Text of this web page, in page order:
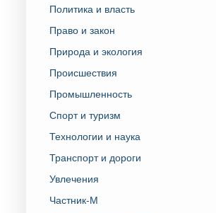
Политика и власть
Право и закон
Природа и экология
Происшествия
Промышленность
Спорт и туризм
Технологии и наука
Транспорт и дороги
Увлечения
Частник-М